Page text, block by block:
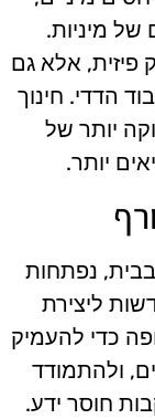
של מיניות.
פיזית, אלא גם
הדדי. חינוך
יותר של
יותר.
נפתחות
ליצירת
כדי להעמיק
ולהתמודד
חוסר ידע.